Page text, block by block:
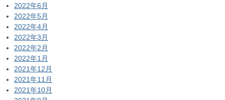
2022年6月
2022年5月
2022年4月
2022年3月
2022年2月
2022年1月
2021年12月
2021年11月
2021年10月